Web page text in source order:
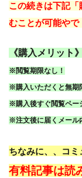
この続きは下記
むことが可能やで
《購入メリット》
※閲覧期限なし！
※購入いただくと無期
※購入後すぐ閲覧ペー
※注文後に届くメール
ちなみに、、コミ
有料記事は読